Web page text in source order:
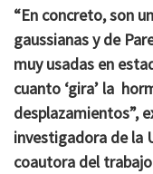
“En concreto, son
gaussianas y de
muy usadas en
cuanto ‘gira’ la
desplazamientos”,
investigadora de la
coautora del